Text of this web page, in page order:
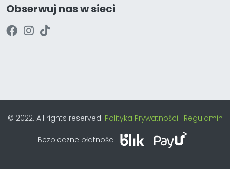
Obserwuj nas w sieci
© 2022. All rights reserved. Polityka Prywatności | Regulamin
Bezpieczne płatności